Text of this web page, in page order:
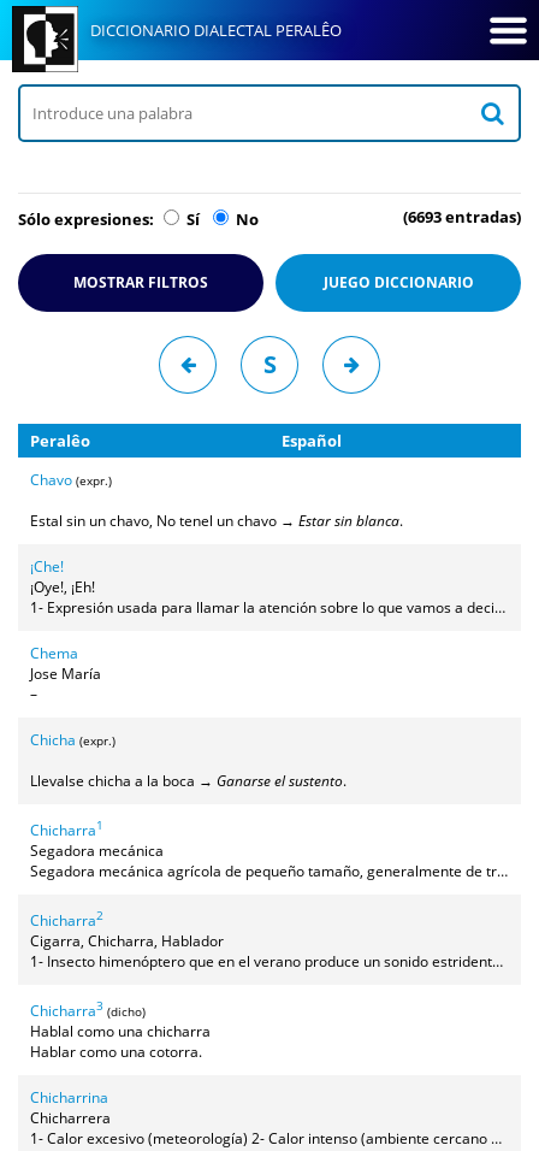
DICCIONARIO DIALECTAL PERALÊO
Sólo expresiones: Sí No (6693 entradas)
MOSTRAR FILTROS JUEGO DICCIONARIO
S
Peralêo Español
Chavo (expr.)
Estal sin un chavo, No tenel un chavo → Estar sin blanca.
¡Che!
¡Oye!, ¡Eh!
1- Expresión usada para llamar la atención sobre lo que vamos a decir o para que nos escuche alguien a quien queremos dirigirnos. 2- (forma bastante enfática y/o brusca) Usada para avisar de que vamos a contradecir un dicho, una opinión, etc. a menudo interrumpiendo a quien habla y frecuentemente reduplicándolo dos o incluso tres veces. Usada también para protestar por la ofensa recibida, a veces con tono amenazante.
Chema
Jose María
–
Chicha (expr.)
Llevalse chicha a la boca → Ganarse el sustento.
Chicharra1
Segadora mecánica
Segadora mecánica agrícola de pequeño tamaño, generalmente de tres ruedas, dos delanteras y una trasera.
Chicharra2
Cigarra, Chicharra, Hablador
1- Insecto himenóptero que en el verano produce un sonido estridente característico. 2- Persona habladora en exceso.
Chicharra3 (dicho)
Hablal como una chicharra
Hablar como una cotorra.
Chicharrina
Chicharrera
1- Calor excesivo (meteorología) 2- Calor intenso (ambiente cercano a una fuente de calor).